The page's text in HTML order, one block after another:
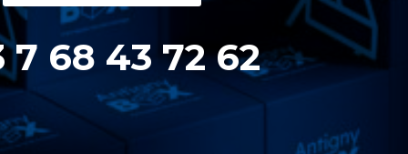
7 68 43 72 62